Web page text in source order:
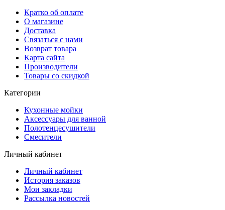
Кратко об оплате
О магазине
Доставка
Связаться с нами
Возврат товара
Карта сайта
Производители
Товары со скидкой
Категории
Кухонные мойки
Аксессуары для ванной
Полотенцесушители
Смесители
Личный кабинет
Личный кабинет
История заказов
Мои закладки
Рассылка новостей